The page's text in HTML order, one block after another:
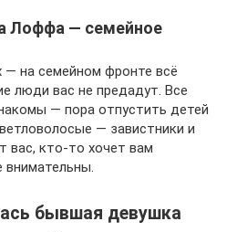
Лоффа — семейное
на семейном фронте всё
люди вас не предадут. Все
— пора отпустить детей
— завистники и
вас, кто-то хочет вам
внимательны.
бывшая девушка